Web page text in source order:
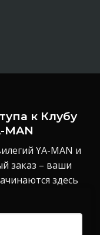
к Клубу
MAN
YA-MAN и
заказ – ваши
здесь